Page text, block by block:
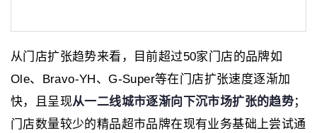
从门店扩张趋势来看，目前超过50家门店的品牌如
Ole、Bravo-YH、G-Super等在门店扩张速度逐渐加
快，且呈现从一二线城市逐渐向下沉市场扩张的趋势；
门店数量较少的精品超市品牌在现有业务基础上尝试通